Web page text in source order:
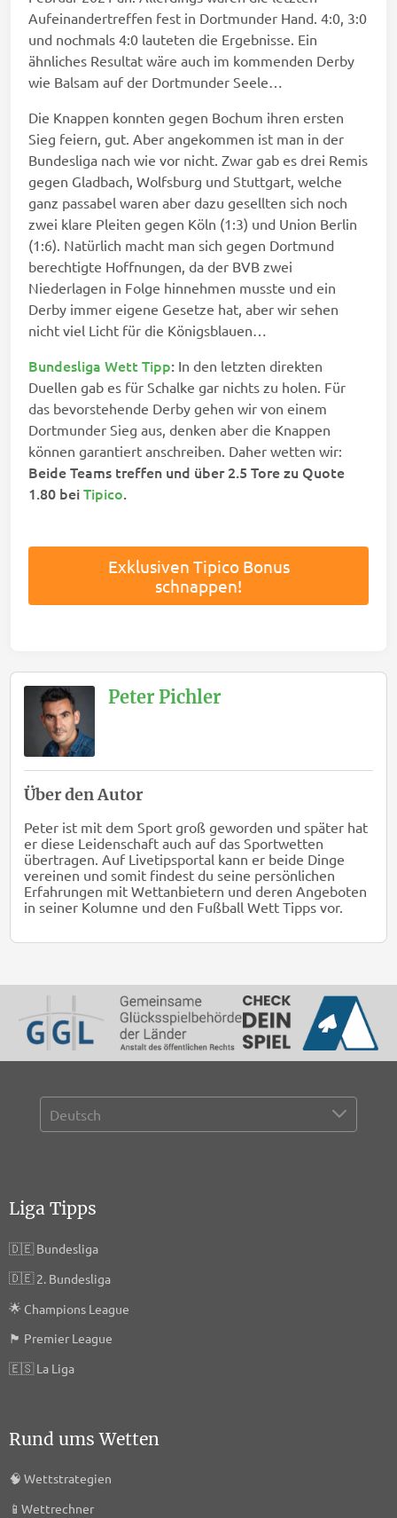
Aufeinandertreffen fest in Dortmunder Hand. 4:0, 3:0
und nochmals 4:0 lauteten die Ergebnisse. Ein
ähnliches Resultat wäre auch im kommenden Derby
wie Balsam auf der Dortmunder Seele…
Die Knappen konnten gegen Bochum ihren ersten
Sieg feiern, gut. Aber angekommen ist man in der
Bundesliga nach wie vor nicht. Zwar gab es drei Remis
gegen Gladbach, Wolfsburg und Stuttgart, welche
ganz passabel waren aber dazu gesellten sich noch
zwei klare Pleiten gegen Köln (1:3) und Union Berlin
(1:6). Natürlich macht man sich gegen Dortmund
berechtigte Hoffnungen, da der BVB zwei
Niederlagen in Folge hinnehmen musste und ein
Derby immer eigene Gesetze hat, aber wir sehen
nicht viel Licht für die Königsblauen…
Bundesliga Wett Tipp: In den letzten direkten
Duellen gab es für Schalke gar nichts zu holen. Für
das bevorstehende Derby gehen wir von einem
Dortmunder Sieg aus, denken aber die Knappen
können garantiert anschreiben. Daher wetten wir:
Beide Teams treffen und über 2.5 Tore zu Quote
1.80 beiTipico.
Exklusiven Tipico Bonus
schnappen!
Peter Pichler
Über den Autor
Peter ist mit dem Sport groß geworden und später hat
er diese Leidenschaft auch auf das Sportwetten
übertragen. Auf Livetipsportal kann er beide Dinge
vereinen und somit findest du seine persönlichen
Erfahrungen mit Wettanbietern und deren Angeboten
in seiner Kolumne und den Fußball Wett Tipps vor.
Liga Tipps
🇩🇪Bundesliga
🇩🇪2. Bundesliga
🌟 Champions League
🏴󠁧󠁢󠁥󠁮󠁧󠁿 Premier League
🇪🇸La Liga
Rund ums Wetten
🧠 Wettstrategien
📱 Wettrechner